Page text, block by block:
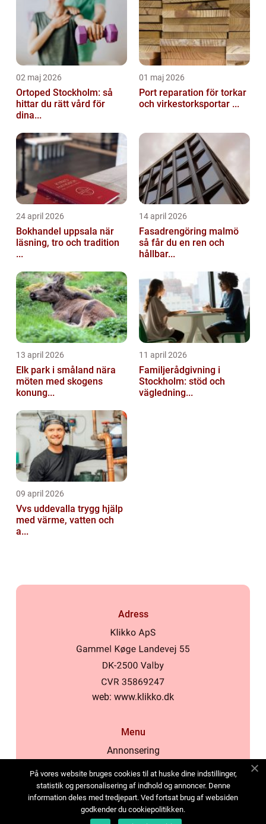
02 maj 2026
Ortoped Stockholm: så
hittar du rätt vård för
dina...
01 maj 2026
Port reparation för torkar
och virkestorksportar ...
24 april 2026
Bokhandel uppsala när
läsning, tro och tradition
...
14 april 2026
Fasadrengöring malmö
så får du en ren och
hållbar...
13 april 2026
Elk park i småland nära
möten med skogens
konung...
11 april 2026
Familjerådgivning i
Stockholm: stöd och
vägledning...
09 april 2026
Vvs uddevalla trygg hjälp
med värme, vatten och
a...
Adress
web: www.klikko.dk
Menu
Annonsering
Cookies
Kontakta oss
Sitemap
På vores website bruges cookies til at huske dine indstillinger,
statistik og personalisering af indhold og annoncer. Denne
information deles med tredjepart. Ved fortsat brug af websiden
godkender du cookiepolitikken.